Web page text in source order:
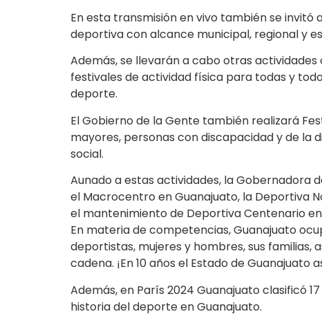
En esta transmisión en vivo también se
deportiva con alcance municipal, regional y
Además, se llevarán a cabo otras
festivales de actividad física para todas y
deporte.
El Gobierno de la Gente también realizará
mayores, personas con discapacidad y de la
social.
Aunado a estas actividades, la Gobernadora
el Macrocentro en Guanajuato, la Deportiva
el mantenimiento de Deportiva Centenario
En materia de competencias, Guanajuato
deportistas, mujeres y hombres, sus familias,
cadena. ¡En 10 años el Estado de Guanajuato
Además, en París 2024 Guanajuato clasificó
historia del deporte en Guanajuato.